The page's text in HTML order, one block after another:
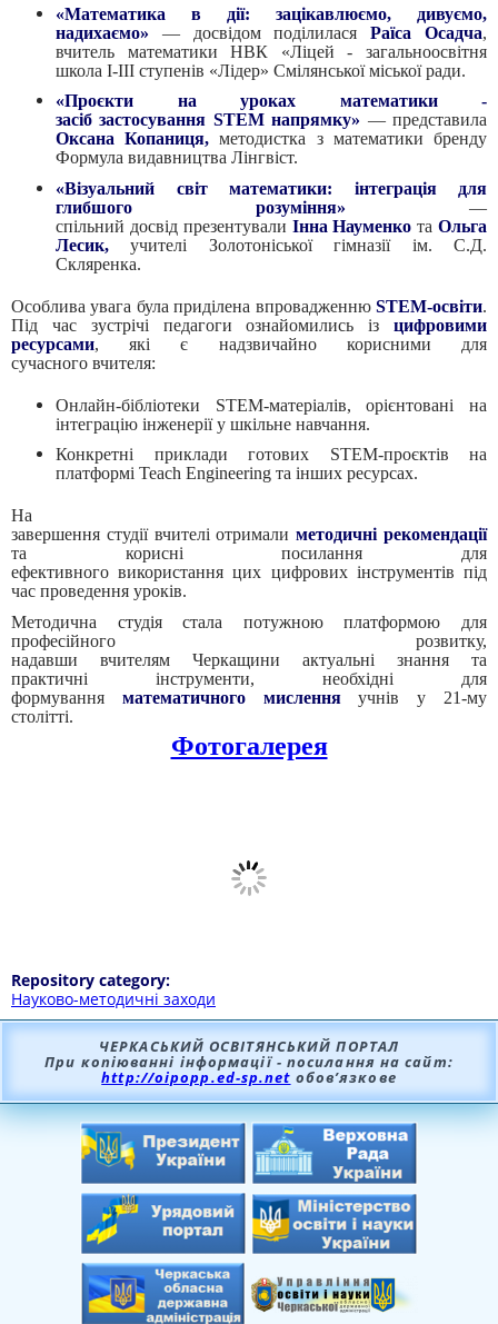
«Математика в дії: зацікавлюємо, дивуємо,
надихаємо» — досвідом поділиласяРаїса Осадча,
вчитель математики НВК «Ліцей - загальноосвітня
школа І-ІІІ ступенів «Лідер» Смілянської міської ради.
«Проєкти на уроках математики -
засіб застосування STEM напрямку» — представила
Оксана Копаниця, методистка з математики бренду
Формула видавництва Лінгвіст.
«Візуальний світ математики: інтеграція для
глибшого розуміння» —
спільний досвід презентували Інна Науменко таОльга
Лесик, учителі Золотоніської гімназії ім. С.Д.
Скляренка.
Особлива увага була приділена впровадженнюSTEM-освіти.
Під час зустрічі педагоги ознайомились із цифровими
ресурсами, які є надзвичайно корисними для
сучасного вчителя:
Онлайн-бібліотеки STEM-матеріалів, орієнтовані на
інтеграцію інженерії у шкільне навчання.
Конкретні приклади готових STEM-проєктів на
платформі Teach Engineering та інших ресурсах.
На
завершення студії вчителі отрималиметодичні рекомендації
та корисні посилання для
ефективного використання цих цифрових інструментів під
час проведення уроків.
Методична студія стала потужною платформою для
професійного розвитку,
надавши вчителям Черкащини актуальні знання та
практичні інструменти, необхідні для
формування математичного мисленняучнів у 21-му
столітті.
Фотогалерея
Repository category:
Науково-методичні заходи
ЧЕРКАСЬКИЙ ОСВІТЯНСЬКИЙ ПОРТАЛ
При копіюванні інформації - посилання на сайт:
http://oipopp.ed-sp.net обов’язкове